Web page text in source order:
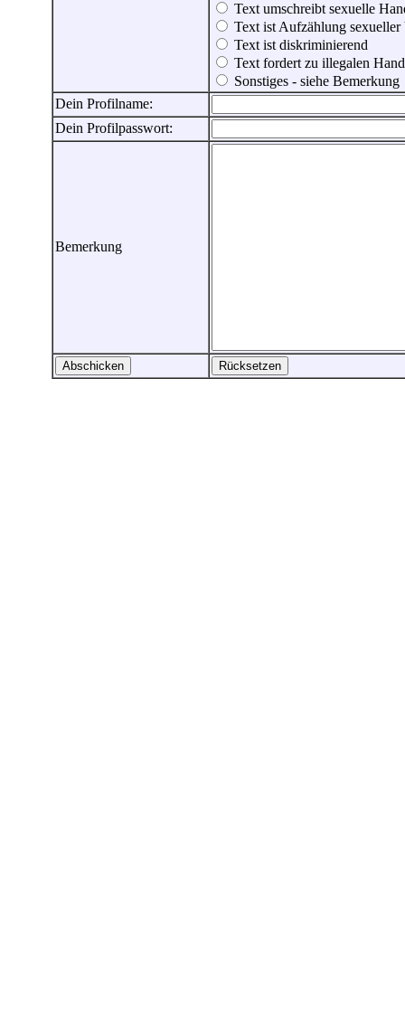
Text umschreibt sexuelle
Text ist Aufzählung sexueller
Text ist diskriminierend
Text fordert zu illegalen
Sonstiges - siehe Bemerkung
Dein Profilname:
Dein Profilpasswort:
Bemerkung